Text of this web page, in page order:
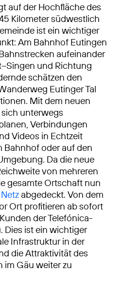
auf der Hochfläche des
Kilometer südwestlich
ist ein wichtiger
Am Bahnhof Eutingen
aufeinander
und Richtung
schätzen den
Eutinger Tal
Mit dem neuen
unterwegs
Verbindungen
Videos in Echtzeit
Bahnhof oder auf den
Da die neue
von mehreren
gesamte Ortschaft nun
Netz abgedeckt. Von dem
Ort profitieren ab sofort
der Telefónica-
Dies ist ein wichtiger
Infrastruktur in der
die Attraktivität des
im Gäu weiter zu